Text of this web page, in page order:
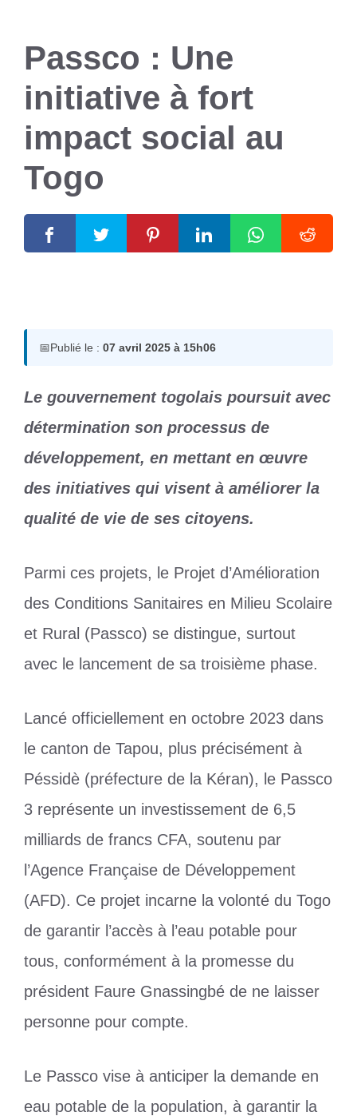
Passco : Une
initiative à fort
impact social au
Togo
📅Publié le : 07 avril 2025 à 15h06
Le gouvernement togolais poursuit avec
détermination son processus de
développement, en mettant en œuvre
des initiatives qui visent à améliorer la
qualité de vie de ses citoyens.
Parmi ces projets, le Projet d’Amélioration
des Conditions Sanitaires en Milieu Scolaire
et Rural (Passco) se distingue, surtout
avec le lancement de sa troisième phase.
Lancé officiellement en octobre 2023 dans
le canton de Tapou, plus précisément à
Péssidè (préfecture de la Kéran), le Passco
3 représente un investissement de 6,5
milliards de francs CFA, soutenu par
l’Agence Française de Développement
(AFD). Ce projet incarne la volonté du Togo
de garantir l’accès à l’eau potable pour
tous, conformément à la promesse du
président Faure Gnassingbé de ne laisser
personne pour compte.
Le Passco vise à anticiper la demande en
eau potable de la population, à garantir la